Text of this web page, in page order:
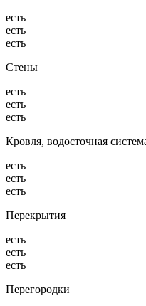
есть
есть
есть
Стены
есть
есть
есть
Кровля, водосточная
есть
есть
есть
Перекрытия
есть
есть
есть
Перегородки